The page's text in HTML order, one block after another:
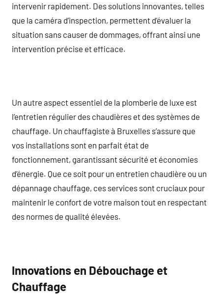
intervenir rapidement. Des solutions innovantes, telles
que la caméra d’inspection, permettent d’évaluer la
situation sans causer de dommages, offrant ainsi une
intervention précise et efficace.
Un autre aspect essentiel de la plomberie de luxe est
l’entretien régulier des chaudières et des systèmes de
chauffage. Un chauffagiste à Bruxelles s’assure que
vos installations sont en parfait état de
fonctionnement, garantissant sécurité et économies
d’énergie. Que ce soit pour un entretien chaudière ou un
dépannage chauffage, ces services sont cruciaux pour
maintenir le confort de votre maison tout en respectant
des normes de qualité élevées.
Innovations en Débouchage et
Chauffage